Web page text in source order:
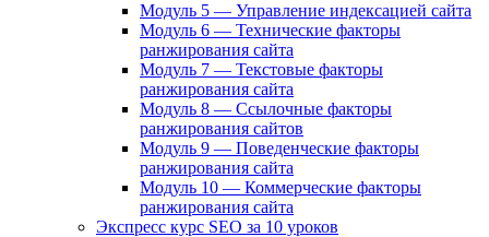
Модуль 5 — Управление индексацией сайта
Модуль 6 — Технические факторы
ранжирования сайта
Модуль 7 — Текстовые факторы
ранжирования сайта
Модуль 8 — Ссылочные факторы
ранжирования сайтов
Модуль 9 — Поведенческие факторы
ранжирования сайта
Модуль 10 — Коммерческие факторы
ранжирования сайта
Экспресс курс SEO за 10 уроков